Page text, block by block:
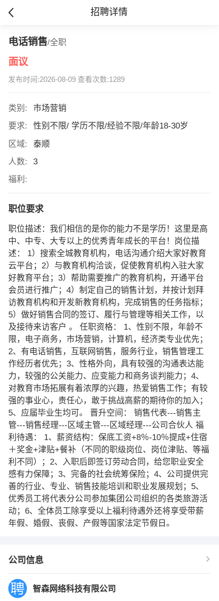
招聘详情
电话销售/全职
面议
发布时间:2026-08-09 查看次数:1289
类别:
市场营销
要求:
性别不限/ 学历不限/经验不限/年龄18-30岁
区域:
泰顺
人数:
3
福利:
职位要求
职位描述：我们相信的是你的能力不是学历！这里是高
中、中专、大专以上的优秀青年成长的平台！岗位描
述： 1）搜索全城教育机构，电话沟通介绍大家好教育
云平台；2）与教育机构洽谈，促使教育机构入驻大家
好教育平台；3）帮助需要推广的教育机构，开通平台
会员进行推广；4）制定自己的销售计划，并按计划拜
访教育机构和开发新教育机构，完成销售的任务指标；
5）做好销售合同的签订、履行与管理等相关工作，以
及接待来访客户 。 任职资格： 1、性别不限，年龄不
限，电子商务，市场营销，计算机，经济类专业优先；
2、有电话销售，互联网销售，服务行业，销售管理工
作经历者优先；3、性格外向，具有较强的沟通表达能
力，较强的公关能力、应变能力和商务谈判能力；4、
对教育市场拓展有着浓厚的兴趣，热爱销售工作；有较
强的事业心，责任心，敢于挑战高薪的期待你的加入；
5、应届毕业生均可。 晋升空间： 销售代表---销售主
管---销售经理---区域主管---区域经理---公司合伙人 福
利待遇： 1、薪资结构：保底工资+8％-10％提成+住宿
＋奖金+津贴+餐补（不同的职级岗位、岗位津贴、等福
利不同）；2、入职后即签订劳动合同，给您职业安全
感有力保障；3、完备的社会统筹保险；4、公司提供完
善的行业、专业、销售技能培训和职业发展规划；5、
优秀员工将代表分公司参加集团公司组织的各类旅游活
动；6、全体员工除享受以上福利待遇外还将享受带薪
年假、婚假、丧假、产假等国家法定节假日。
公司信息
智森网络科技有限公司